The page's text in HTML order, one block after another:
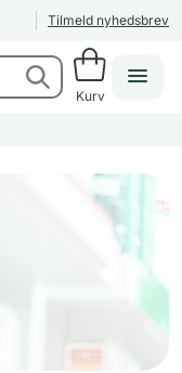
Tilmeld nyhedsbrev
Kurv